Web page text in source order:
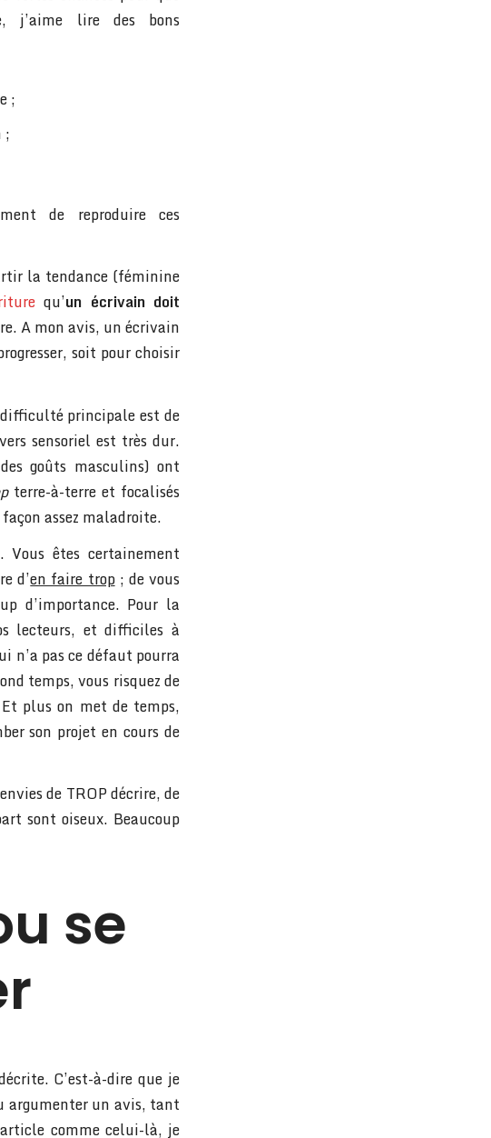
j’aime lire des bons
;
;
de reproduire ces
la tendance (féminine
qu’un écrivain doit
A mon avis, un écrivain
soit pour choisir
principale est de
sensoriel est très dur.
goûts masculins) ont
terre-à-terre et focalisés
assez maladroite.
êtes certainement
d’en faire trop; de vous
d’importance. Pour la
lecteurs, et difficiles à
n’a pas ce défaut pourra
temps, vous risquez de
plus on met de temps,
son projet en cours de
de TROP décrire, de
sont oiseux. Beaucoup
se
C’est-à-dire que je
argumenter un avis, tant
comme celui-là, je